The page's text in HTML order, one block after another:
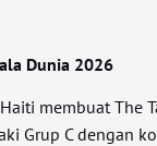
Dunia 2026
membuat The
Grup C dengan